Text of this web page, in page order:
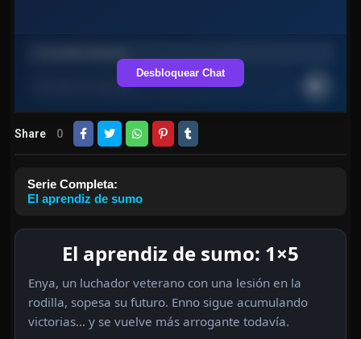
Desbloquear Chat
Share 0
Serie Completa:
El aprendiz de sumo
El aprendiz de sumo: 1×5
Enya, un luchador veterano con una lesión en la
rodilla, sopesa su futuro. Enno sigue acumulando
victorias… y se vuelve más arrogante todavía.